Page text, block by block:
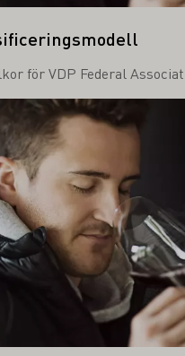
för VDP Federal